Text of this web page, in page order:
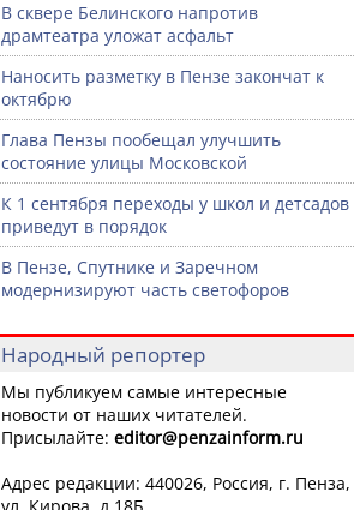
В сквере Белинского напротив
драмтеатра уложат асфальт
Наносить разметку в Пензе закончат к
октябрю
Глава Пензы пообещал улучшить
состояние улицы Московской
К 1 сентября переходы у школ и детсадов
приведут в порядок
В Пензе, Спутнике и Заречном
модернизируют часть светофоров
Народный репортер
Мы публикуем самые интересные
новости от наших читателей.
Присылайте: editor@penzainform.ru
Адрес редакции: 440026, Россия, г. Пенза,